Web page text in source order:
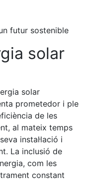
solar
solar
prometedor i ple
de les
al mateix temps
instal·lació i
La inclusió de
com les
constant